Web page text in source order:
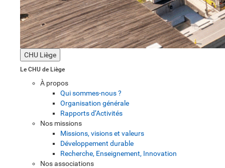
CHU Liège
Le CHU de Liège
À propos
Qui sommes-nous ?
Organisation générale
Rapports d’Activités
Nos missions
Missions, visions et valeurs
Développement durable
Recherche, Enseignement, Innovation
Nos associations